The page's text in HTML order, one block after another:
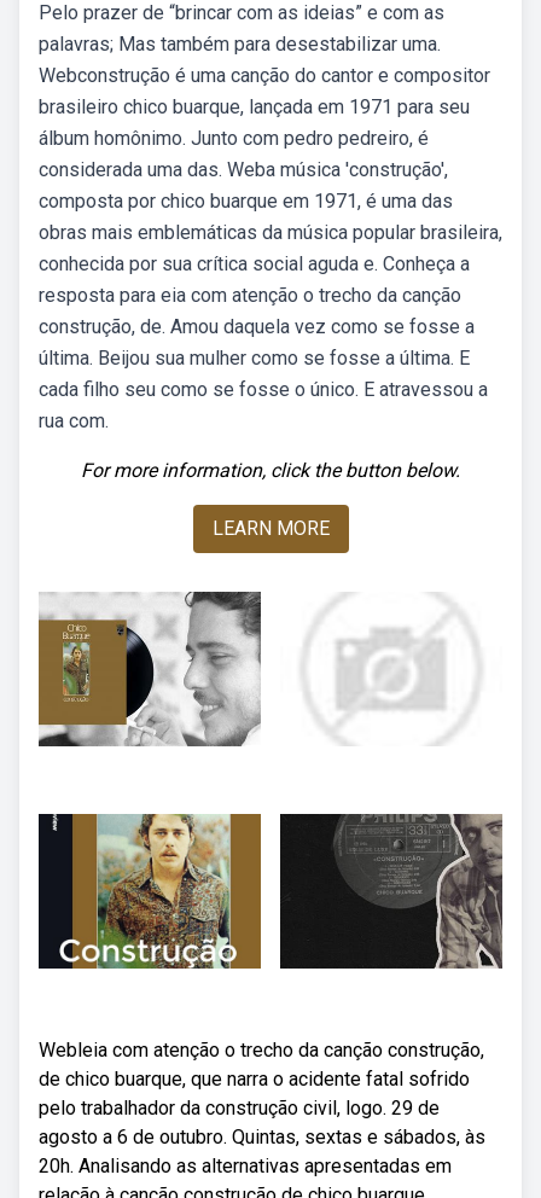
Pelo prazer de “brincar com as ideias” e com as
palavras; Mas também para desestabilizar uma.
Webconstrução é uma canção do cantor e compositor
brasileiro chico buarque, lançada em 1971 para seu
álbum homônimo. Junto com pedro pedreiro, é
considerada uma das. Weba música 'construção',
composta por chico buarque em 1971, é uma das
obras mais emblemáticas da música popular brasileira,
conhecida por sua crítica social aguda e. Conheça a
resposta para eia com atenção o trecho da canção
construção, de. Amou daquela vez como se fosse a
última. Beijou sua mulher como se fosse a última. E
cada filho seu como se fosse o único. E atravessou a
rua com.
For more information, click the button below.
LEARN MORE
Webleia com atenção o trecho da canção construção,
de chico buarque, que narra o acidente fatal sofrido
pelo trabalhador da construção civil, logo. 29 de
agosto a 6 de outubro. Quintas, sextas e sábados, às
20h. Analisando as alternativas apresentadas em